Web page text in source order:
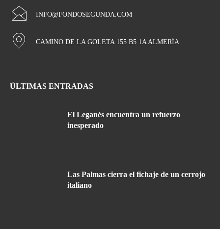
INFO@FONDOSEGUNDA.COM
CAMINO DE LA GOLETA 155 B5 1A ALMERÍA
ÚLTIMAS ENTRADAS
El Leganés encuentra un refuerzo
inesperado
Las Palmas cierra el fichaje de un cerrojo
italiano